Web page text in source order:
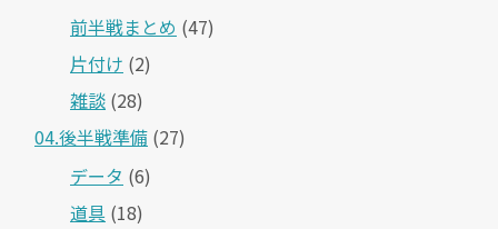
前半戦まとめ (47)
片付け (2)
雑談 (28)
04.後半戦準備 (27)
データ (6)
道具 (18)